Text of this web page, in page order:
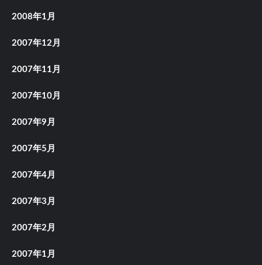
2008年1月
2007年12月
2007年11月
2007年10月
2007年9月
2007年5月
2007年4月
2007年3月
2007年2月
2007年1月